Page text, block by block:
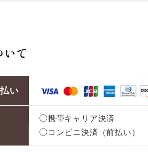
て
い
◯携帯キャリア決済
◯コンビニ決済（前払い）